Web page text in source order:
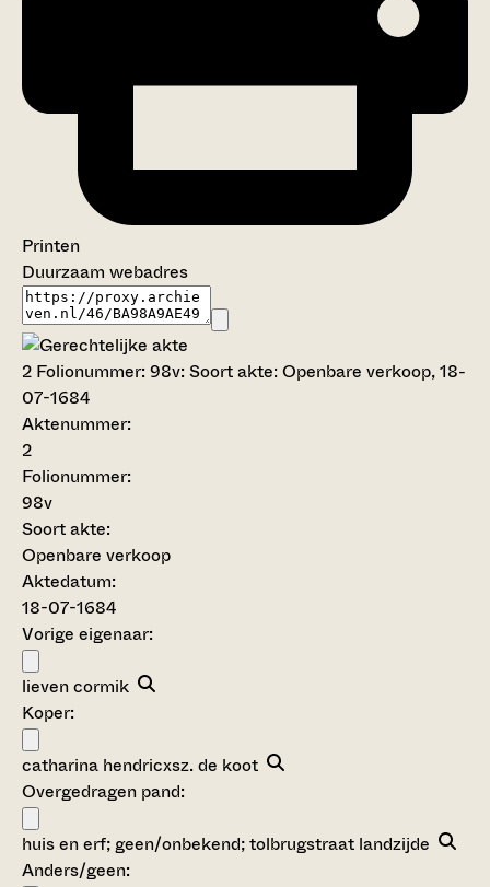
Printen
Duurzaam webadres
2 Folionummer: 98v: Soort akte: Openbare verkoop, 18-
07-1684
Aktenummer:
2
Folionummer:
98v
Soort akte:
Openbare verkoop
Aktedatum:
18-07-1684
Vorige eigenaar:
lieven cormik
Koper:
catharina hendricxsz. de koot
Overgedragen pand:
huis en erf; geen/onbekend; tolbrugstraat landzijde
Anders/geen: